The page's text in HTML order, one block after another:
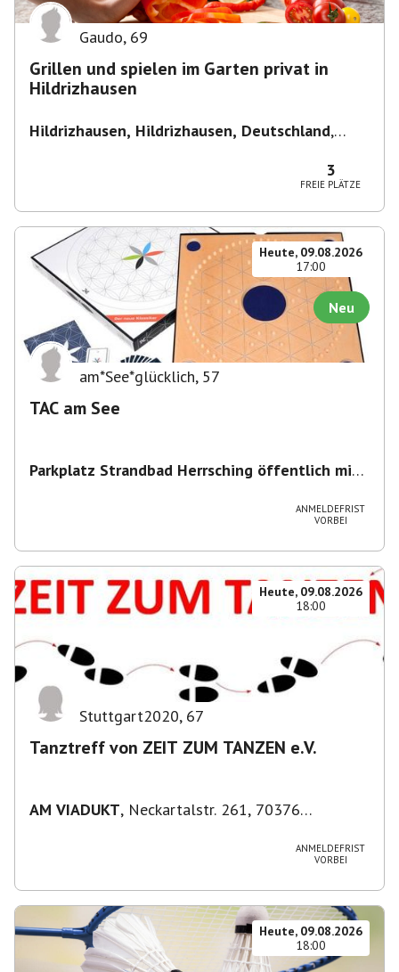
Gaudo, 69
Grillen und spielen im Garten privat in
Hildrizhausen
Hildrizhausen, Hildrizhausen, Deutschland,
3
FREIE PLÄTZE
Heute, 09.08.2026
17:00
Neu
am*See*glücklich, 57
TAC am See
Parkplatz Strandbad Herrsching öffentlich mit
Herrsching am Ammersee, DeutschlandANMELDEFRIST
VORBEI
Heute, 09.08.2026
18:00
Stuttgart2020, 67
Tanztreff von ZEIT ZUM TANZEN e.V.
AM VIADUKT, Neckartalstr. 261, 70376
ANMELDEFRIST
VORBEI
Heute, 09.08.2026
18:00